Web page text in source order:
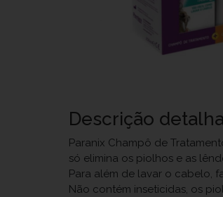
Descrição
Paranix Champô de
só elimina os piolhos e as
Para além de lavar o cabelo,
Não contém inseticidas, os